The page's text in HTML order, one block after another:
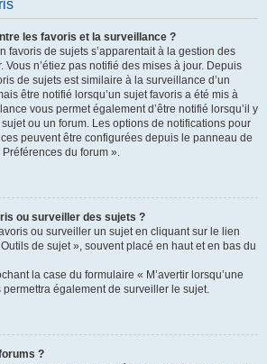
les favoris et la surveillance ?
favoris de sujets s’apparentait à la gestion des
Vous n’étiez pas notifié des mises à jour. Depuis
de sujets est similaire à la surveillance d’un
être notifié lorsqu’un sujet favoris a été mis à
vous permet également d’être notifié lorsqu’il y
ou un forum. Les options de notifications pour
peuvent être configurées depuis le panneau de
Préférences du forum ».
ou surveiller des sujets ?
ou surveiller un sujet en cliquant sur le lien
de sujet », souvent placé en haut et en bas du
la case du formulaire « M’avertir lorsqu’une
également de surveiller le sujet.
?